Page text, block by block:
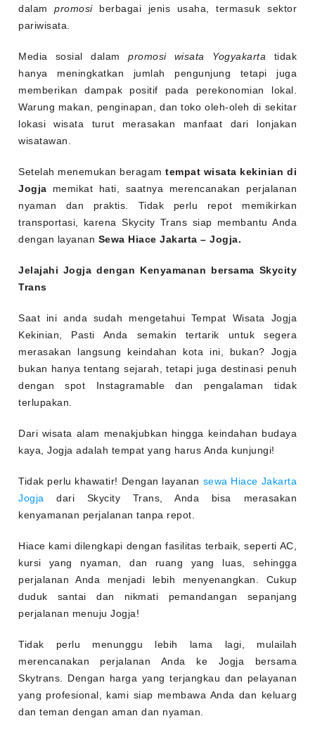
dalampromosiberbagai jenis usaha, termasuk sektor
pariwisata.
Media sosial dalampromosi wisata Yogyakarta tidak
hanya meningkatkan jumlah pengunjung tetapi juga
memberikan dampak positif pada perekonomian lokal.
Warung makan, penginapan, dan toko oleh-oleh di sekitar
lokasi wisata turut merasakan manfaat dari lonjakan
wisatawan.
Setelah menemukan beragamtempat wisata kekinian di
Jogja memikat hati, saatnya merencanakan perjalanan
nyaman dan praktis. Tidak perlu repot memikirkan
transportasi, karena Skycity Trans siap membantu Anda
dengan layanan Sewa Hiace Jakarta – Jogja.
Jelajahi Jogja dengan Kenyamanan bersama Skycity
Trans
Saat ini anda sudah mengetahui Tempat Wisata Jogja
Kekinian, Pasti Anda semakin tertarik untuk segera
merasakan langsung keindahan kota ini, bukan? Jogja
bukan hanya tentang sejarah, tetapi juga destinasi penuh
dengan spot Instagramable dan pengalaman tidak
terlupakan.
Dari wisata alam menakjubkan hingga keindahan budaya
kaya, Jogja adalah tempat yang harus Anda kunjungi!
Tidak perlu khawatir! Dengan layanan sewa Hiace Jakarta
Jogja dari Skycity Trans, Anda bisa merasakan
kenyamanan perjalanan tanpa repot.
Hiace kami dilengkapi dengan fasilitas terbaik, seperti AC,
kursi yang nyaman, dan ruang yang luas, sehingga
perjalanan Anda menjadi lebih menyenangkan. Cukup
duduk santai dan nikmati pemandangan sepanjang
perjalanan menuju Jogja!
Tidak perlu menunggu lebih lama lagi, mulailah
merencanakan perjalanan Anda ke Jogja bersama
Skytrans. Dengan harga yang terjangkau dan pelayanan
yang profesional, kami siap membawa Anda dan keluarg
dan teman dengan aman dan nyaman.